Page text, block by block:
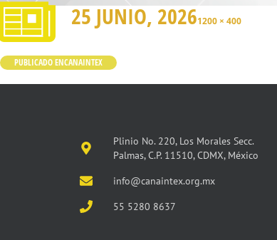
25 JUNIO, 20261200 × 400
PUBLICADO ENCANAINTEX
Plinio No. 220, Los Morales Secc.
Palmas, C.P. 11510, CDMX, México
info@canaintex.org.mx
55 5280 8637